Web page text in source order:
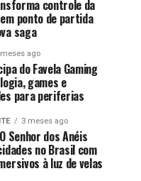
controle da
ponto de partida
saga
ago
do Favela Gaming
games e
para periferias
3 meses ago
Senhor dos Anéis
no Brasil com
à luz de velas